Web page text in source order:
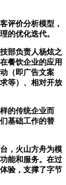
价分析模型，
的优化迭代。
部负责人杨炫之
餐饮企业的应用
（即广告文案
等）、相对开放
的传统企业而
基础工作的替
，火山方舟为模
能和服务。在过
验，支撑了字节